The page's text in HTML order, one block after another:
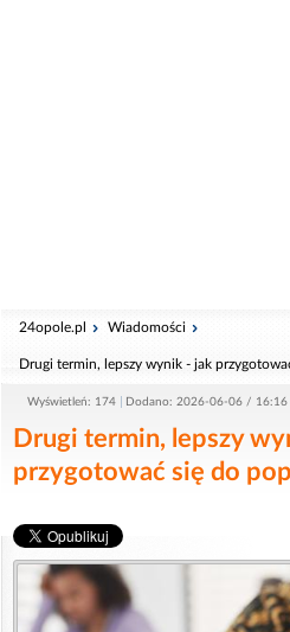
24opole.pl Wiadomości
Drugi termin, lepszy wynik - jak
Wyświetleń: 174 Dodano: 2026-06-06 / 16:16
Drugi termin, lepszy
przygotować się do